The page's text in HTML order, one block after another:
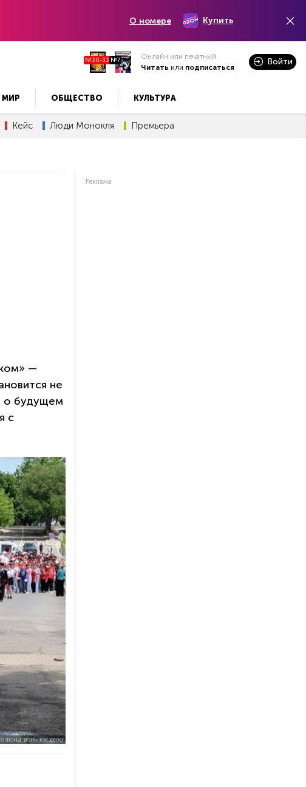
О номере Купить
№30-33 №7
Онлайн или печатный
Читать или подписаться
Войти
МИР ОБЩЕСТВО КУЛЬТУРА
Кейс Люди Монокля Премьера
—
не
о будущем
с
ФОНД "ВОЛЬНОЕ ДЕЛО"
Реклама